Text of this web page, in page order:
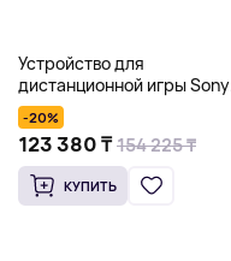
Устройство для
дистанционной игры Sony
PlayStation Portal, белый
-20%
123 380 ₸ 154 225 ₸
КУПИТЬ